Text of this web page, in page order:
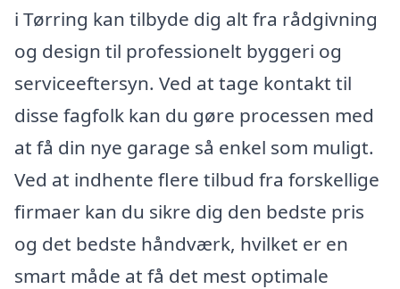
i Tørring kan tilbyde dig alt fra rådgivning
og design til professionelt byggeri og
serviceeftersyn. Ved at tage kontakt til
disse fagfolk kan du gøre processen med
at få din nye garage så enkel som muligt.
Ved at indhente flere tilbud fra forskellige
firmaer kan du sikre dig den bedste pris
og det bedste håndværk, hvilket er en
smart måde at få det mest optimale